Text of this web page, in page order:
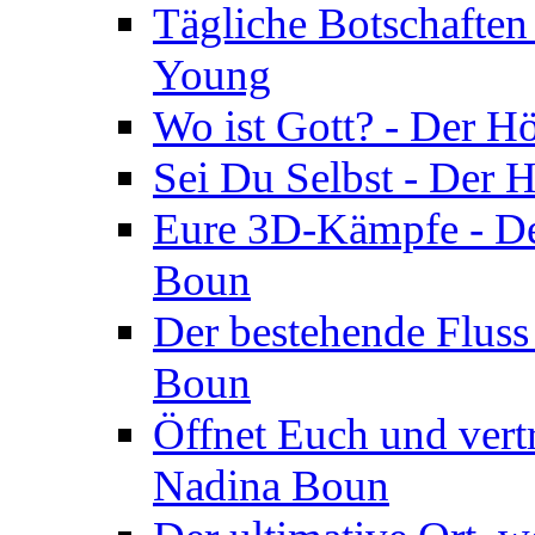
Tägliche
Young
Wo ist Gott? - Der
Sei Du Selbst - Der
Eure 3D-Kämpfe -
Boun
Der bestehende
Boun
Öffnet Euch und
Nadina Boun